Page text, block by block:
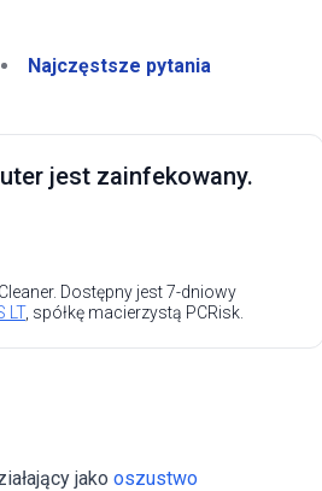
Najczęstsze pytania
jest zainfekowany.
Dostępny jest 7-dniowy
LT, spółkę macierzystą PCRisk.
jako oszustwo